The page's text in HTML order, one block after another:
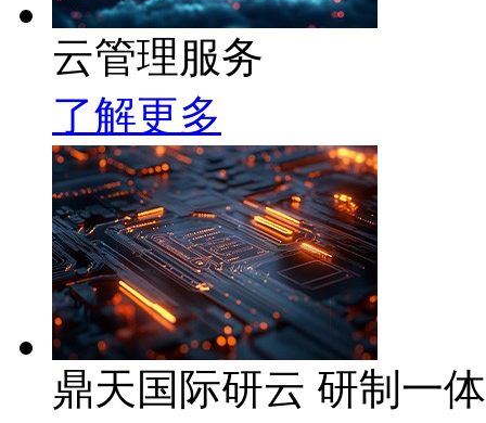
云管理服务
了解更多
鼎天国际研云 研制一